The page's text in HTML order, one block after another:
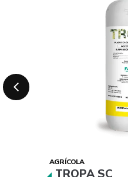
AGRÍCOLA
TROPA SC